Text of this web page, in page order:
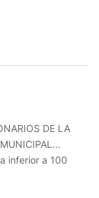
DE LA
inferior a 100